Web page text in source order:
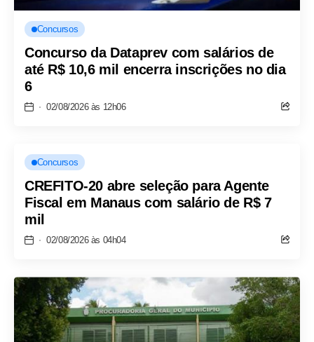
Concursos
Concurso da Dataprev com salários de
até R$ 10,6 mil encerra inscrições no dia
6
02/08/2026 às 12h06
Concursos
CREFITO-20 abre seleção para Agente
Fiscal em Manaus com salário de R$ 7
mil
02/08/2026 às 04h04